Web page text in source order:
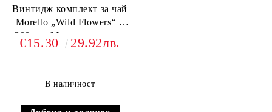
Винтидж комплект за чай
Morello „Wild Flowers“ –
300 мл, Маслиненозелен
€15.30 29.92лв.
В наличност